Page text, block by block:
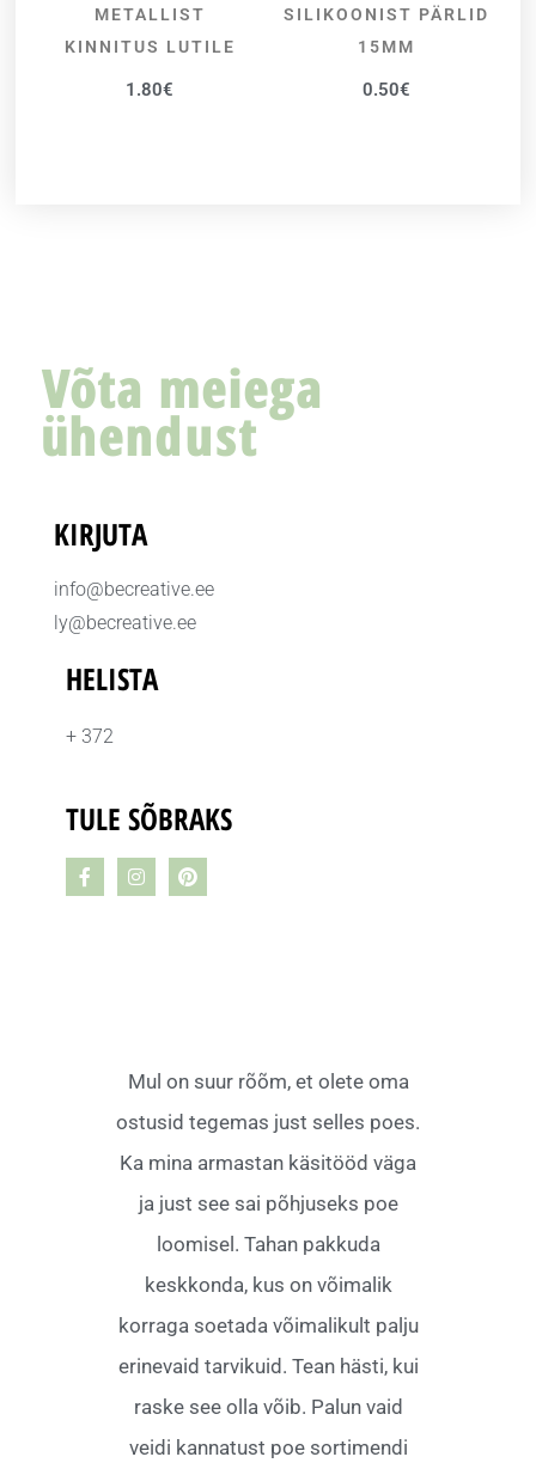
LISA KORVI
METALLIST
KINNITUS LUTILE
1.80€
VALI
SILIKOONIST PÄRLID
15MM
0.50€
Mul on suur rõõm, et olete oma
ostusid tegemas just selles poes.
Ka mina armastan käsitööd väga
ja just see sai põhjuseks poe
loomisel. Tahan pakkuda
keskkonda, kus on võimalik
korraga soetada võimalikult palju
erinevaid tarvikuid. Tean hästi, kui
raske see olla võib. Palun vaid
veidi kannatust poe sortimendi
Võta meiega
ühendust
KIRJUTA
info@becreative.ee
ly@becreative.ee
HELISTA
+ 372
TULE SÕBRAKS